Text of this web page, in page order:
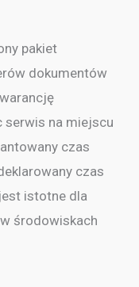
pakiet
dokumentów
serwis na miejscu
czas
czas
istotne dla
środowiskach